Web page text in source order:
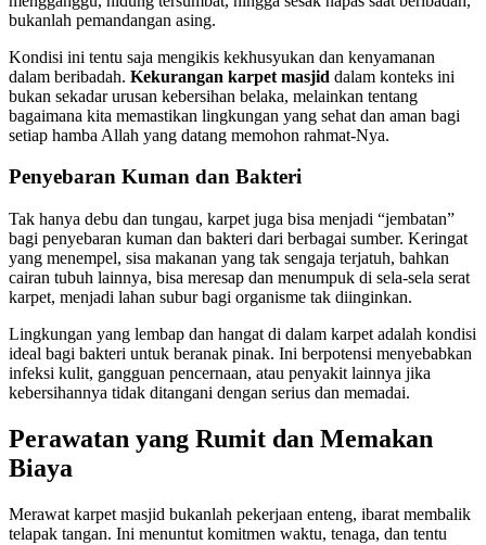
bukanlah pemandangan asing.
Kondisi ini tentu saja mengikis kekhusyukan dan kenyamanan
dalam beribadah. Kekurangan karpet masjid dalam konteks ini
bukan sekadar urusan kebersihan belaka, melainkan tentang
bagaimana kita memastikan lingkungan yang sehat dan aman bagi
setiap hamba Allah yang datang memohon rahmat-Nya.
Penyebaran Kuman dan Bakteri
Tak hanya debu dan tungau, karpet juga bisa menjadi “jembatan”
bagi penyebaran kuman dan bakteri dari berbagai sumber. Keringat
yang menempel, sisa makanan yang tak sengaja terjatuh, bahkan
cairan tubuh lainnya, bisa meresap dan menumpuk di sela-sela serat
karpet, menjadi lahan subur bagi organisme tak diinginkan.
Lingkungan yang lembap dan hangat di dalam karpet adalah kondisi
ideal bagi bakteri untuk beranak pinak. Ini berpotensi menyebabkan
infeksi kulit, gangguan pencernaan, atau penyakit lainnya jika
kebersihannya tidak ditangani dengan serius dan memadai.
Perawatan yang Rumit dan Memakan
Biaya
Merawat karpet masjid bukanlah pekerjaan enteng, ibarat membalik
telapak tangan. Ini menuntut komitmen waktu, tenaga, dan tentu